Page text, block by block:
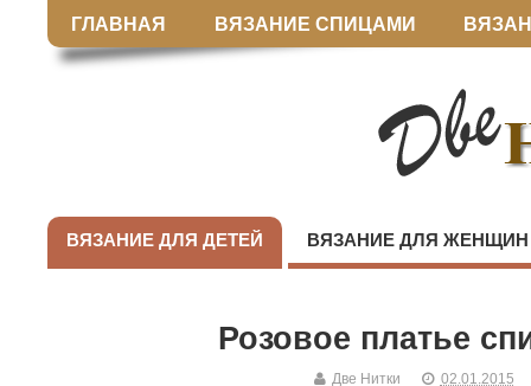
ГЛАВНАЯ ВЯЗАНИЕ СПИЦАМИ
ВЯЗАНИЕ ДЛЯ ДЕТЕЙ ВЯЗАНИЕ ДЛЯ ЖЕНЩИН
Розовое платье
Две Нитки 02.01.2015